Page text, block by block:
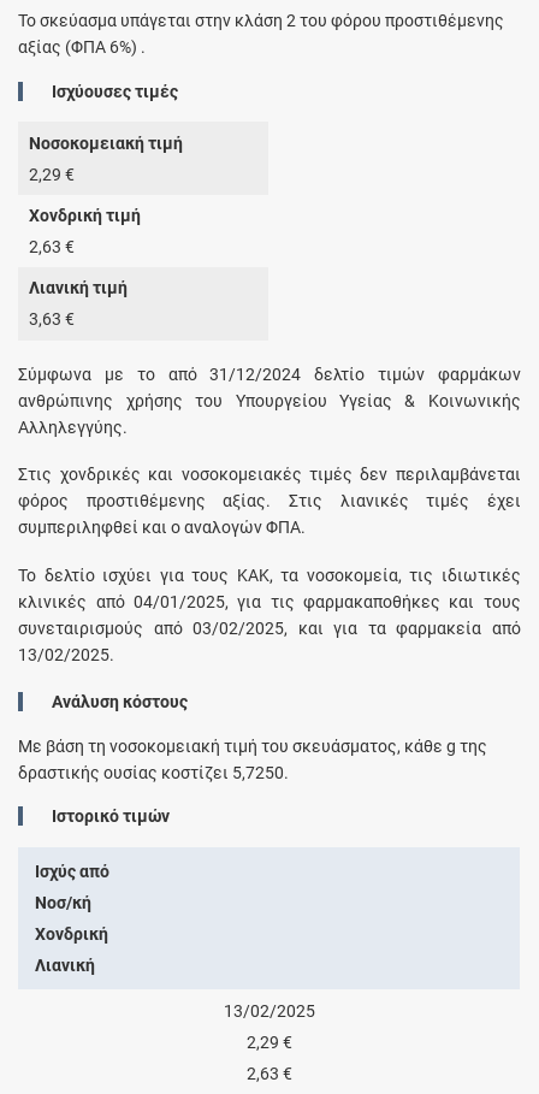
Το σκεύασμα υπάγεται στην κλάση 2 του φόρου προστιθέμενης
αξίας (ΦΠΑ 6%) .
Ισχύουσες τιμές
Νοσοκομειακή τιμή
2,29 €
Χονδρική τιμή
2,63 €
Λιανική τιμή
3,63 €
Σύμφωνα με το από 31/12/2024 δελτίο τιμών φαρμάκων
ανθρώπινης χρήσης του Υπουργείου Υγείας & Κοινωνικής
Αλληλεγγύης.
Στις χονδρικές και νοσοκομειακές τιμές δεν περιλαμβάνεται
φόρος προστιθέμενης αξίας. Στις λιανικές τιμές έχει
συμπεριληφθεί και ο αναλογών ΦΠΑ.
Το δελτίο ισχύει για τους ΚΑΚ, τα νοσοκομεία, τις ιδιωτικές
κλινικές από 04/01/2025, για τις φαρμακαποθήκες και τους
συνεταιρισμούς από 03/02/2025, και για τα φαρμακεία από
13/02/2025.
Ανάλυση κόστους
Με βάση τη νοσοκομειακή τιμή του σκευάσματος, κάθεg της
δραστικής ουσίας κοστίζει 5,7250.
Ιστορικό τιμών
Ισχύς από
Νοσ/κή
Χονδρική
Λιανική
13/02/2025
2,29 €
2,63 €